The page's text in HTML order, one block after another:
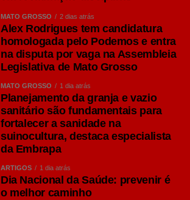
MATO GROSSO 2 dias atrás
Alex Rodrigues tem candidatura
homologada pelo Podemos e entra
na disputa por vaga na Assembleia
Legislativa de Mato Grosso
MATO GROSSO 1 dia atrás
Planejamento da granja e vazio
sanitário são fundamentais para
fortalecer a sanidade na
suinocultura, destaca especialista
da Embrapa
ARTIGOS 1 dia atrás
Dia Nacional da Saúde: prevenir é
o melhor caminho